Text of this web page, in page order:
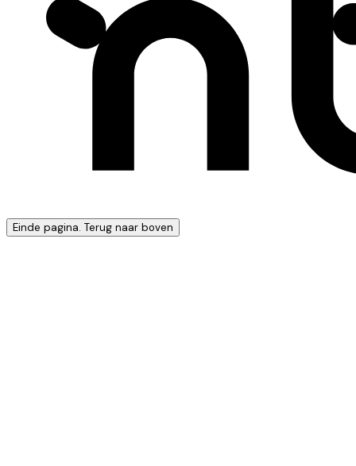
Einde pagina. Terug naar boven